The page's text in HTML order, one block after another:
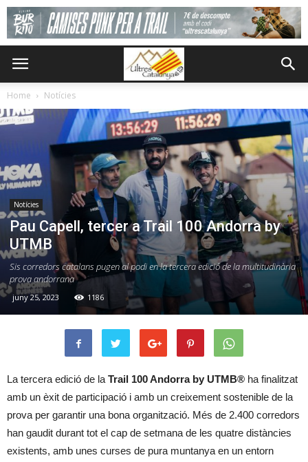
Home Notícies
Notícies
Pau Capell, tercer a Trail 100 Andorra by
UTMB
Sis corredors catalans pugen al podi en la tercera edició de la multitudinària
prova andorrana
juny 25, 2023 1186
La tercera edició de la Trail 100 Andorra by UTMB® ha finalitzat
amb un èxit de participació i amb un creixement sostenible de la
prova per garantir una bona organització. Més de 2.400 corredors
han gaudit durant tot el cap de setmana de les quatre distàncies
existents, amb unes curses de pura muntanya en un entorn